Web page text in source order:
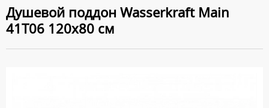
Душевой поддон Wasserkraft Main
41T06 120х80 см
ДИСПЕНСЕРЫ
ДОЗАТОРЫ ДЛЯ МЫЛА
НАПОЛЬНЫЕ БИДЕ
ПОДВЕСНЫЕ БИДЕ
КРЫШКИ ДЛЯ БИДЕ
Ванны
АКРИЛОВЫЕ ВАННЫ
Ванны комплектующие
ОПЛАТА
КОНТАКТЫ